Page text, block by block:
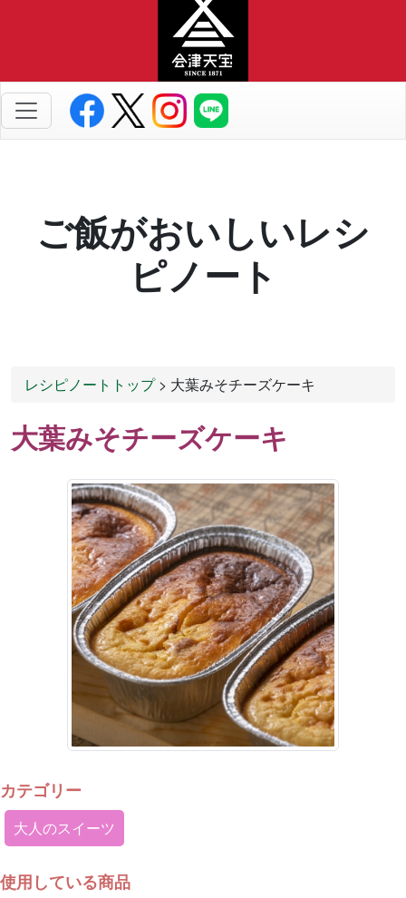
ご飯がおいしいレシ
ピノート
レシピノートトップ> 大葉みそチーズケーキ
大葉みそチーズケーキ
カテゴリー
大人のスイーツ
使用している商品